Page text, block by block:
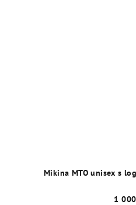
Mikina MTO unisex s
1